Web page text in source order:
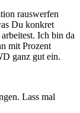
rauswerfen
Du konkret
Ich bin da
mit Prozent
ganz gut ein.
Lass mal